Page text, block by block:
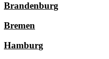
Brandenburg
Bremen
Hamburg